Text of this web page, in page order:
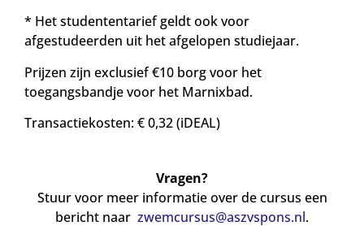
* Het studententarief geldt ook voor
afgestudeerden uit het afgelopen studiejaar.
Prijzen zijn exclusief €10 borg voor het
toegangsbandje voor het Marnixbad.
Transactiekosten: € 0,32 (iDEAL)
Vragen?
Stuur voor meer informatie over de cursus een
bericht naar zwemcursus@aszvspons.nl.